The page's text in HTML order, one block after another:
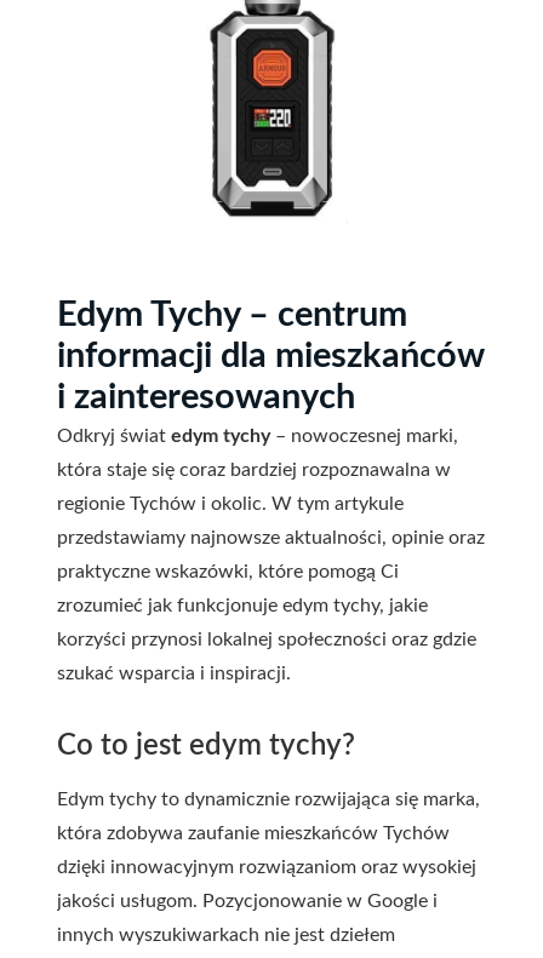
Edym Tychy – centrum
informacji dla mieszkańców
i zainteresowanych
Odkryj świat edym tychy– nowoczesnej marki,
która staje się coraz bardziej rozpoznawalna w
regionie Tychów i okolic. W tym artykule
przedstawiamy najnowsze aktualności, opinie oraz
praktyczne wskazówki, które pomogą Ci
zrozumieć jak funkcjonuje edym tychy, jakie
korzyści przynosi lokalnej społeczności oraz gdzie
szukać wsparcia i inspiracji.
Co to jest edym tychy?
Edym tychy to dynamicznie rozwijająca się marka,
która zdobywa zaufanie mieszkańców Tychów
dzięki innowacyjnym rozwiązaniom oraz wysokiej
jakości usługom. Pozycjonowanie w Google i
innych wyszukiwarkach nie jest dziełem